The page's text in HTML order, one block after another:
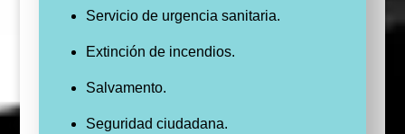
Servicio de urgencia sanitaria.
Extinción de incendios.
Salvamento.
Seguridad ciudadana.